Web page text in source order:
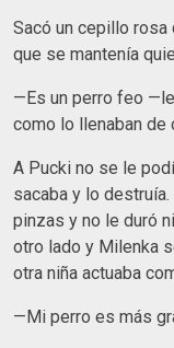
Sacó un cepillo rosa
que se mantenía
—Es un perro feo
como lo llenaban
A Pucki no se le
sacaba y lo
pinzas y no le duró
otro lado y Milenka
otra niña actuaba
—Mi perro es más